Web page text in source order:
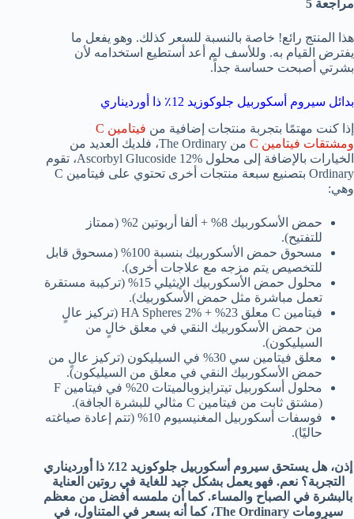
مراجعة 5
هذا المنتج رائع! خاصة بالنسبة للسعر كذلك. وهو يفعل ما
يفترض القيام به. وللأسف لم أعد أستطيع استخدامه لأن
بشرتي أصبحت حساسة جداً.
بدائل سيروم أسكوربيل جلوكوزيد 12٪ ذا أورديناري
إذا كنت مهتمًا بتجربة منتجات إضافية من
فيتامين C
ومشتقات فيتامين C
من The Ordinary، فلديك العديد من
الخيارات بالإضافة إلى محلول Ascorbyl Glucoside 12%، تقوم
Ordinary بتصنيع سبعة منتجات أخرى تحتوي على فيتامين C
وهي:
حمض الأسكوربيك 8% + ألفا أربوتين 2% (ممتاز
للتفتيح).
مسحوق حمض الأسكوربيك بنسبة 100% (مسحوق قابل
للتخصيص يتم مزجه مع علاجات أخرى).
محلول حمض الأسكوربيك الإيثيلي 15% (تركيبة مستقرة
تعمل مباشرة مثل حمض الأسكوربيك).
فيتامين C معلق 23% + HA Spheres 2% (تركيز عالٍ
من حمض الأسكوربيك النقي في معلق خالٍ من
السيليكون).
معلق فيتامين سي 30% في السيليكون (تركيز عالٍ من
حمض الأسكوربيك النقي في معلق من السيليكون).
محلول أسكوربيل تيترايزوبالميتات 20% في فيتامين F
(مشتق ثابت من فيتامين C مثالي للبشرة الجافة).
فوسفات أسكوربيل المغنيسيوم 10% (تتم إعادة صياغته
حاليًا).
إذن، هل يستحق سيروم أسكوربيل جلوكوزيد 12٪ ذا أورديناري
التجربة؟ نعم. فهو يعمل بشكل جيد للغاية في روتين العناية
بالبشرة في الصباح والمساء. كما أن ملمسه أفضل من معظم
سيرومات The Ordinary، كما أنه بسعر في المتناول، في